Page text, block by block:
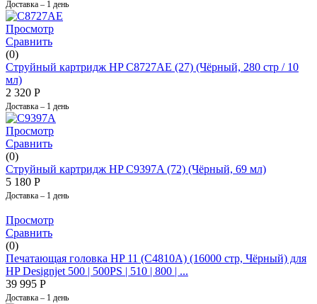
Доставка – 1 день
Просмотр
Сравнить
(0)
Струйный картридж HP C8727AE (27)​ (Чёрный, 280 стр / 10
мл)
2 320 Р
Доставка – 1 день
Просмотр
Сравнить
(0)
Струйный картридж HP C9397A (72) (Чёрный, 69 мл)
5 180 Р
Доставка – 1 день
Просмотр
Сравнить
(0)
Печатающая головка HP 11 (C4810A) (16000 стр, Чёрный) для
HP Designjet 500 | 500PS | 510 | 800 | ...
39 995 Р
Доставка – 1 день